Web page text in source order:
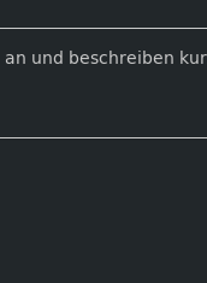
und beschreiben